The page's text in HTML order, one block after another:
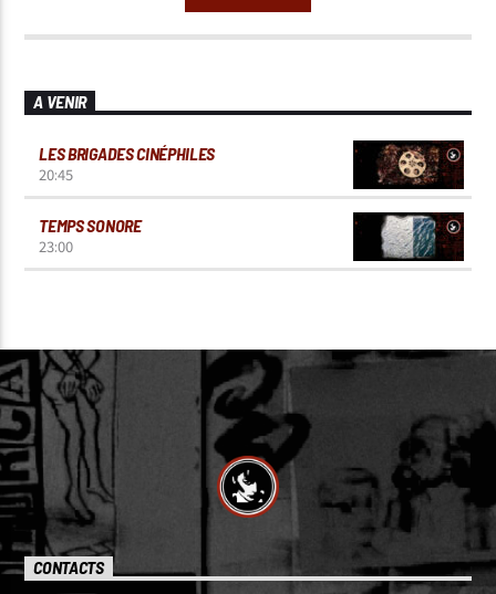
A VENIR
LES BRIGADES CINÉPHILES
20:45
TEMPS SONORE
23:00
CONTACTS